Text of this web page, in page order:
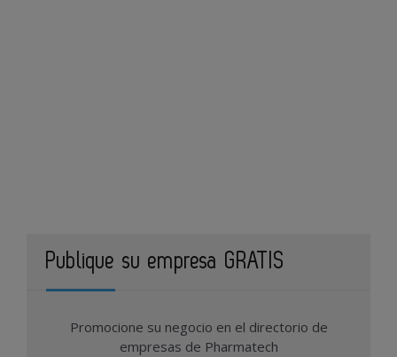
Publique su empresa GRATIS
Promocione su negocio en el directorio de
empresas de Pharmatech